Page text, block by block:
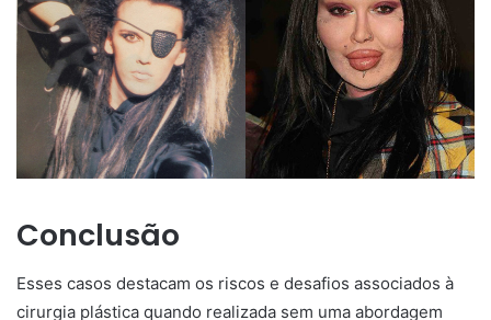
Conclusão
Esses casos destacam os riscos e desafios associados à
cirurgia plástica quando realizada sem uma abordagem